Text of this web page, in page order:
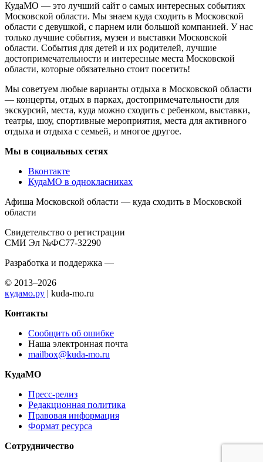
КудаМО — это лучший сайт о самых интересных событиях
Московской области. Мы знаем куда сходить в Московской
области с девушкой, с парнем или большой компанией. У нас
только лучшие события, музеи и выставки Московской
области. События для детей и их родителей, лучшие
достопримечательности и интересные места Московской
области, которые обязательно стоит посетить!
Мы советуем любые варианты отдыха в Московской области
— концерты, отдых в парках, достопримечательности для
экскурсий, места, куда можно сходить с ребенком, выставки,
театры, шоу, спортивные мероприятия, места для активного
отдыха и отдыха с семьей, и многое другое.
Мы в социальных сетях
Вконтакте
КудаМО в однокласниках
Афиша Московской области — куда сходить в Московской
области
Свидетельство о регистрации
СМИ Эл №ФС77-32290
Разработка и поддержка —
© 2013–2026
кудамо.ру | kuda-mo.ru
Контакты
Сообщить об ошибке
Наша электронная почта
mailbox@kuda-mo.ru
КудаМО
Пресс-релиз
Редакционная политика
Правовая информация
Формат ресурса
Сотрудничество